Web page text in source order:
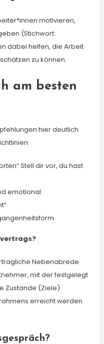
motivieren,
(Stichwort:
dabei helfen, die Arbeit
zu können.
am besten
hier deutlich
Stell dir vor, du hast
emotional.
Nebenabrede
mit der festgelegt
Zustände (Ziele)
erreicht werden